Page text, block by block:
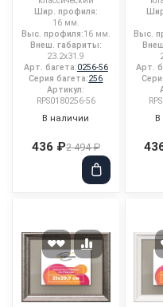
Шир. профиля:
16 мм.
Выс. профиля:16 мм.
Внеш. габариты:
23.2x31.9
Арт. багета:0256-56
Серия багета:256
Артикул:
RPS0180256-56
В наличии
436 ₽2 494 ₽
Выс.
Арт.